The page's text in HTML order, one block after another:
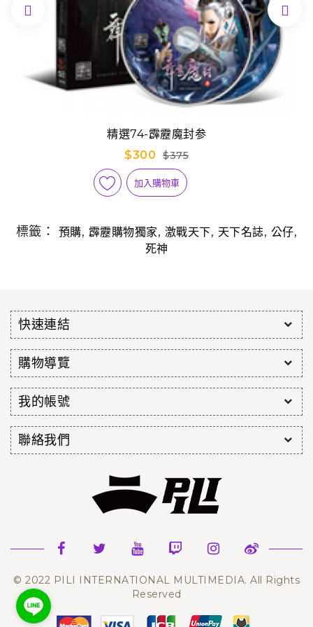
精選74-霹靂魔封参
$300
$375
加入購物車
 
標籤： 預購, 霹靂購物獨家, 激戰天下, 天下名誌, 公仔,
死神
快速連結
購物導覽
我的帳號
聯絡我們
© 2022 PILI INTERNATIONAL MULTIMEDIA. All Rights
Reserved